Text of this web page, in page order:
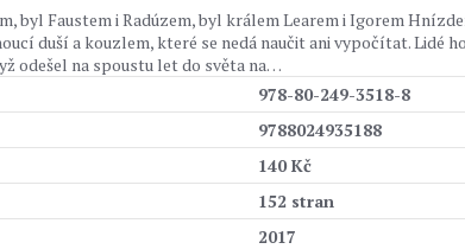
byl Faustem i Radúzem, byl králem Learem i Igorem
duší a kouzlem, které se nedá naučit ani vypočítat. Lidé
odešel na spoustu let do světa na…
978-80-249-3518-8
9788024935188
140 Kč
152 stran
2017